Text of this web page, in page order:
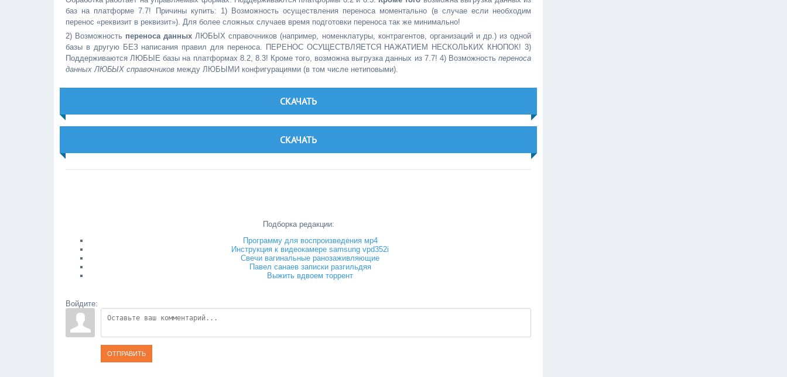
баз на платформе 7.7! Причины купить: 1) Возможность осуществления переноса моментально (в случае если необходим
перенос «реквизит в реквизит»). Для более сложных случаев время подготовки переноса так же минимально!
2) Возможность переноса данных ЛЮБЫХ справочников (например, номенклатуры, контрагентов, организаций и др.) из одной
базы в другую БЕЗ написания правил для переноса. ПЕРЕНОС ОСУЩЕСТВЛЯЕТСЯ НАЖАТИЕМ НЕСКОЛЬКИХ КНОПОК! 3)
Поддерживаются ЛЮБЫЕ базы на платформах 8.2, 8.3! Кроме того, возможна выгрузка данных из 7.7! 4) Возможность переноса
данных ЛЮБЫХ справочников между ЛЮБЫМИ конфигурациями (в том числе нетиповыми).
СКАЧАТЬ
СКАЧАТЬ
Подборка редакции:
Программу для воспроизведения мр4
Инструкция к видеокамере samsung vpd352i
Свечи вагинальные ранозаживляющие
Павел санаев записки разгильдяя
Выжить вдвоем торрент
Войдите:
ОТПРАВИТЬ